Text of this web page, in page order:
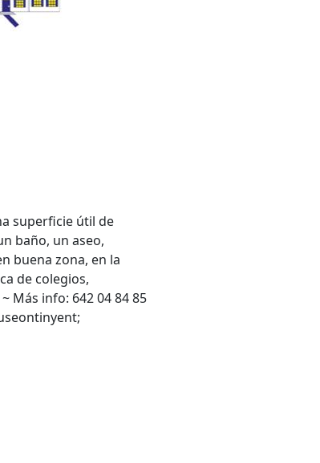
superficie útil de
baño, un aseo,
buena zona, en la
de colegios,
Más info: 642 04 84 85